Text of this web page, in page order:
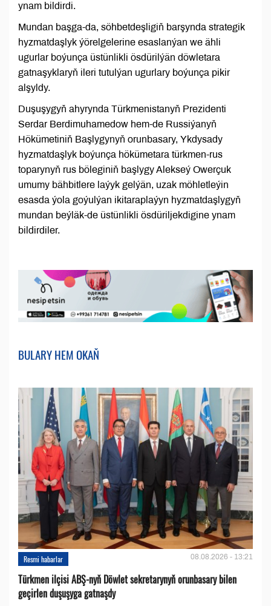
ynam bildirdi.
Mundan başga-da, söhbetdeşligiň barşynda strategik
hyzmatdaşlyk ýörelgelerine esaslanýan we ähli
ugurlar boýunça üstünlikli ösdürilýän döwletara
gatnaşyklaryň ileri tutulýan ugurlary boýunça pikir
alşyldy.
Duşuşygyň ahyrynda Türkmenistanyň Prezidenti
Serdar Berdimuhamedow hem-de Russiýanyň
Hökümetiniň Başlygynyň orunbasary, Ykdysady
hyzmatdaşlyk boýunça hökümetara türkmen-rus
toparynyň rus böleginiň başlygy Alekseý Owerçuk
umumy bähbitlere laýyk gelýän, uzak möhletleýin
esasda ýola goýulýan ikitaraplaýyn hyzmatdaşlygyň
mundan beýläk-de üstünlikli ösdüriljekdigine ynam
bildirdiler.
BULARY HEM OKAŇ
Resmi habarlar 08.08.2026 - 13:21
Türkmen ilçisi ABŞ-nyň Döwlet sekretarynyň orunbasary bilen
geçirlen duşuşyga gatnaşdy